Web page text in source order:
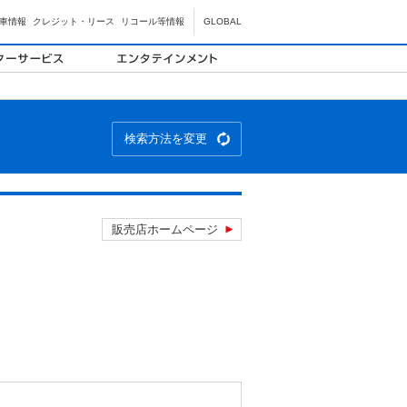
情報 クレジット・リース リコール等情報 GLOBAL
検索方法を変更
販売店ホームページ